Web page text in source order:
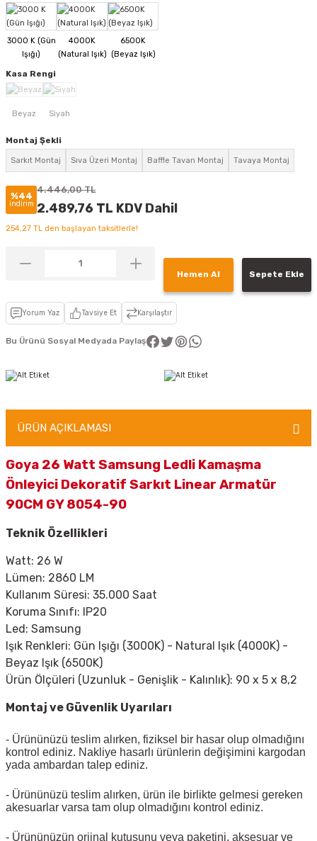
Kasa Rengi
Montaj Şekli
Sarkıt Montaj Sıva Üzeri Montaj Baffle Tavan Montaj Tavaya Montaj
%44
indirim
4.446,00 TL
2.489,76 TL KDV Dahil
254,27 TL den başlayan taksitlerle!
Hemen Al Sepete Ekle
Yorum Yaz Tavsiye Et Karşılaştır
Bu Ürünü Sosyal Medyada Paylaş
ÜRÜN AÇIKLAMASI
Goya 26 Watt Samsung Ledli Kamaşma
Önleyici Dekoratif Sarkıt Linear Armatür
90CM GY 8054-90
Teknik Özellikleri
Watt: 26 W
Lümen: 2860 LM
Kullanım Süresi: 35.000 Saat
Koruma Sınıfı: IP20
Led: Samsung
Işık Renkleri: Gün Işığı (3000K) - Natural Işık (4000K) -
Beyaz Işık (6500K)
Ürün Ölçüleri (Uzunluk - Genişlik - Kalınlık): 90 x 5 x 8,2
Montaj ve Güvenlik Uyarıları
- Ürününüzü teslim alırken, fiziksel bir hasar olup olmadığını
kontrol ediniz. Nakliye hasarlı ürünlerin değişimini kargodan
yada ambardan talep ediniz.
- Ürününüzü teslim alırken, ürün ile birlikte gelmesi gereken
akesuarlar varsa tam olup olmadığını kontrol ediniz.
- Ürününüzün orjinal kutusunu veya paketini, aksesuar ve